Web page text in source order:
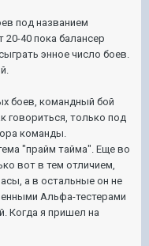
под названием
40 пока балансер
энное число боев.
боев, командный бой
говориться, только под
команды.
"прайм тайма". Еще во
вот в тем отличием,
а в остальные он не
Альфа-тестерами
Когда я пришел на